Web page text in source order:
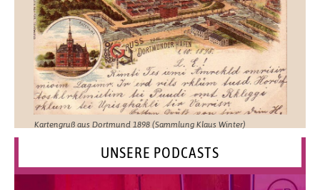
Kartengruß aus Dortmund 1898 (Sammlung Klaus Winter)
UNSERE PODCASTS